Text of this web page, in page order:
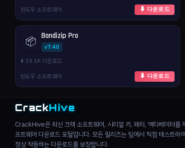
윈도우 소프트웨어
⬇ 다운로드
📦 Bandizip Pro
v7.40
⬇️ 38.1K 다운로드
윈도우 소프트웨어
⬇ 다운로드
CrackHive
CrackHive은 최신 크랙 소프트웨어, 시리얼 키, 패치, 액티베이터를
프트웨어 다운로드 포털입니다. 모든 릴리즈는 팀에서 직접 테스트하
정상 작동하는 다운로드를 보장합니다.